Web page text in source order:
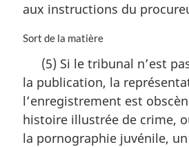
aux instructions du
N
e
m
r
g
Sort de la matière
(5) Si le tribunal n’est
la publication, la
l’enregistrement est
histoire illustrée de crime,
la pornographie juvénile, un